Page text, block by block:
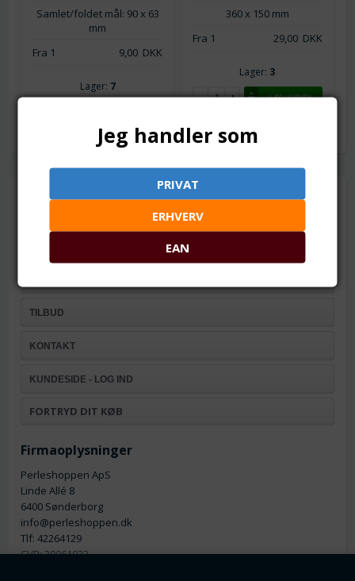
Samlet/foldet mål: 90 x 63
mm
Fra 1
9,00DKK
Lager: 7
360 x 150 mm
Fra 1
29,00DKK
Lager: 3
Information
TILBUD
KONTAKT
KUNDESIDE - LOG IND
FORTRYD DIT KØB
Firmaoplysninger
Perleshoppen ApS
Linde Allé 8
6400 Sønderborg
info@perleshoppen.dk
Tlf: 42264129
CVR: 39061023
Jeg handler som
PRIVAT
ERHVERV
EAN